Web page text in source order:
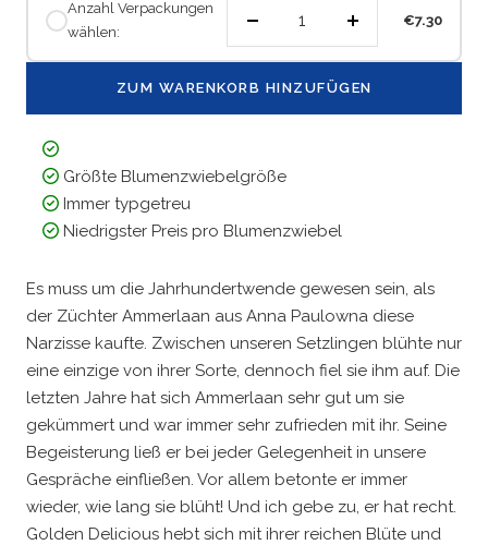
Anzahl Verpackungen
wählen:
verringern
Menge
€7.30
ZUM WARENKORB HINZUFÜGEN
Größte Blumenzwiebelgröße
Immer typgetreu
Niedrigster Preis pro Blumenzwiebel
Es muss um die Jahrhundertwende gewesen sein, als
der Züchter Ammerlaan aus Anna Paulowna diese
Narzisse kaufte. Zwischen unseren Setzlingen blühte nur
eine einzige von ihrer Sorte, dennoch fiel sie ihm auf. Die
letzten Jahre hat sich Ammerlaan sehr gut um sie
gekümmert und war immer sehr zufrieden mit ihr. Seine
Begeisterung ließ er bei jeder Gelegenheit in unsere
Gespräche einfließen. Vor allem betonte er immer
wieder, wie lang sie blüht! Und ich gebe zu, er hat recht.
Golden Delicious hebt sich mit ihrer reichen Blüte und